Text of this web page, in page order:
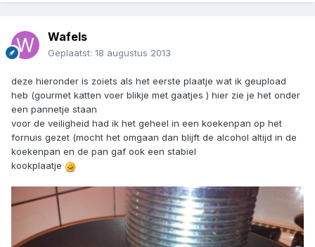
Wafels
Geplaatst: 18 augustus 2013
deze hieronder is zoiets als het eerste plaatje wat ik geupload
heb (gourmet katten voer blikje met gaatjes ) hier zie je het onder
een pannetje staan
voor de veiligheid had ik het geheel in een koekenpan op het
fornuis gezet (mocht het omgaan dan blijft de alcohol altijd in de
koekenpan en de pan gaf ook een stabiel
kookplaatje